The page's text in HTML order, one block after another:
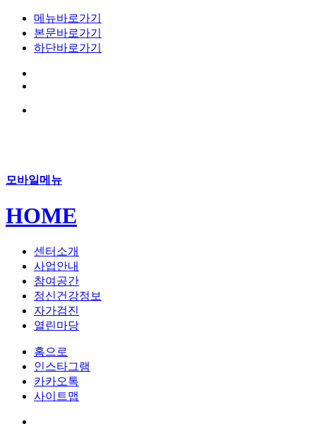
메뉴바로가기
본문바로가기
하단바로가기
모바일메뉴
HOME
센터소개
사업안내
참여공간
정신건강정보
자가검진
열린마당
홈으로
인스타그램
카카오톡
사이트맵